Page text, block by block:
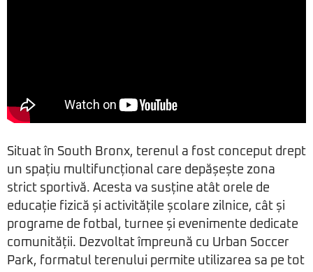
Situat în South Bronx, terenul a fost conceput drept
un spațiu multifuncțional care depășește zona
strict sportivă. Acesta va susține atât orele de
educație fizică și activitățile școlare zilnice, cât și
programe de fotbal, turnee și evenimente dedicate
comunității. Dezvoltat împreună cu Urban Soccer
Park, formatul terenului permite utilizarea sa pe tot